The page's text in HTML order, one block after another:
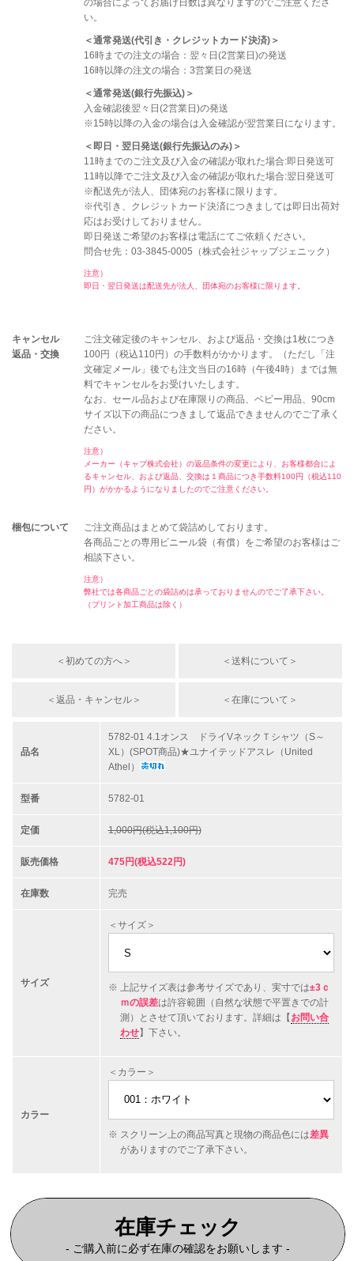
の場合によってお届け日数は異なりますのでご注意くださ
い。
＜通常発送(代引き・クレジットカード決済)＞
16時までの注文の場合：翌々日(2営業日)の発送
16時以降の注文の場合：3営業日の発送
＜通常発送(銀行先振込)＞
入金確認後翌々日(2営業日)の発送
※15時以降の入金の場合は入金確認が翌営業日になります。
＜即日・翌日発送(銀行先振込のみ)＞
11時までのご注文及び入金の確認が取れた場合:即日発送可
11時以降でご注文及び入金の確認が取れた場合:翌日発送可
※配送先が法人、団体宛のお客様に限ります。
※代引き、クレジットカード決済につきましては即日出荷対
応はお受けしておりません。
即日発送ご希望のお客様は電話にてご依頼ください。
問合せ先：03-3845-0005（株式会社ジャップジェニック）
注意）
即日・翌日発送は配送先が法人、団体宛のお客様に限ります。
キャンセル
返品・交換
ご注文確定後のキャンセル、および返品・交換は1枚につき
100円（税込110円）の手数料がかかります。（ただし「注
文確定メール」後でも注文当日の16時（午後4時）までは無
料でキャンセルをお受けいたします。
なお、セール品および在庫限りの商品、ベビー用品、90cm
サイズ以下の商品につきまして返品できませんのでご了承く
ださい。
注意）
メーカー（キャブ株式会社）の返品条件の変更により、お客様都合によ
るキャンセル、および返品、交換は１商品につき手数料100円（税込110
円）がかかるようになりましたのでご注意ください。
梱包について
ご注文商品はまとめて袋詰めしております。
各商品ごとの専用ビニール袋（有償）をご希望のお客様はご
相談下さい。
注意）
弊社では各商品ごとの袋詰めは承っておりませんのでご了承下さい。
（プリント加工商品は除く）
＜初めての方へ＞ ＜送料について＞
＜返品・キャンセル＞ ＜在庫について＞
品名
5782-01 4.1オンス ドライVネックＴシャツ（S～
XL）(SPOT商品)★ユナイテッドアスレ（United
Athel）
型番 5782-01
定価 1,000円(税込1,100円)
販売価格 475円(税込522円)
在庫数 完売
サイズ
＜サイズ＞
上記サイズ表は参考サイズであり、実寸では±3ｃ
ｍの誤差は許容範囲（自然な状態で平置きでの計
測）とさせて頂いております。詳細は【 お問い合
わせ】下さい。
カラー
＜カラー＞
スクリーン上の商品写真と現物の商品色には差異
がありますのでご了承下さい。
在庫チェック
- ご購入前に必ず在庫の確認をお願いします -